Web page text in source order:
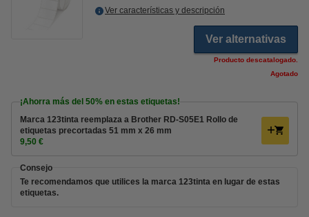
Ver características y descripción
Ver alternativas
Producto descatalogado.
Agotado
¡Ahorra más del 50% en estas etiquetas!
Marca 123tinta reemplaza a Brother RD-S05E1 Rollo de
etiquetas precortadas 51 mm x 26 mm
9,50 €
Consejo
Te recomendamos que utilices la marca 123tinta en lugar de estas
etiquetas.